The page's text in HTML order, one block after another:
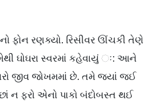
ફોન રણક્યો. રિસીવર ઊંચકી તેણે
ઘોઘરા સ્વરમાં કહેવાયું ઃ: આને
જીવ જોખમમાં છે. તમે જ્યાં જઈ
ન ફરો એનો પાકો બંદોબસ્ત થઈ